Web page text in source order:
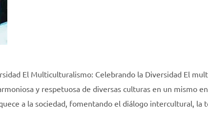
El Multiculturalismo: Celebrando la Diversidad El
y respetuosa de diversas culturas en un mismo
a la sociedad, fomentando el diálogo intercultural, la